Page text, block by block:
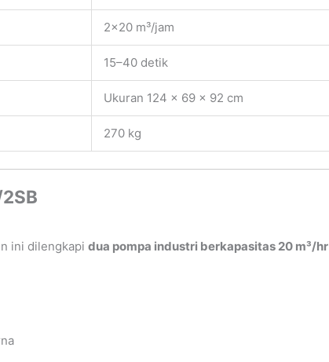
2×20 m³/jam
15–40 detik
Ukuran 124 × 69 × 92 cm
270 kg
ini dilengkapidua pompa industri berkapasitas 20 m³/hr